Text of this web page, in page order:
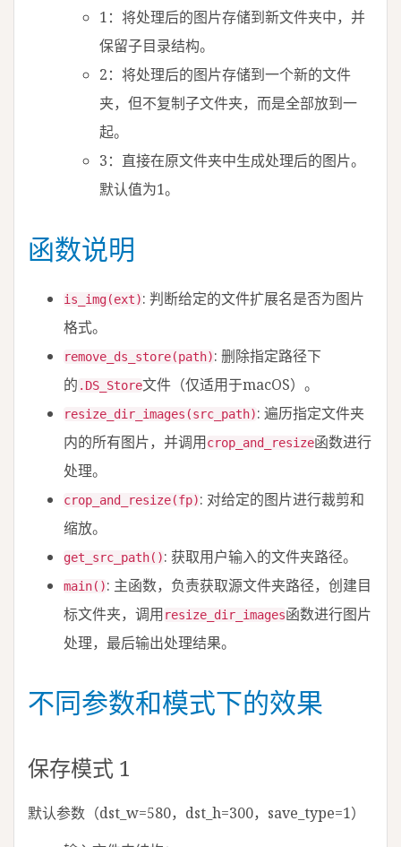
1：将处理后的图片存储到新文件夹中，并
保留子目录结构。
2：将处理后的图片存储到一个新的文件
夹，但不复制子文件夹，而是全部放到一
起。
3：直接在原文件夹中生成处理后的图片。
默认值为1。
函数说明
is_img(ext): 判断给定的文件扩展名是否为图片
格式。
remove_ds_store(path): 删除指定路径下
的 .DS_Store文件（仅适用于macOS）。
resize_dir_images(src_path): 遍历指定文件夹
内的所有图片，并调用crop_and_resize函数进行
处理。
crop_and_resize(fp): 对给定的图片进行裁剪和
缩放。
get_src_path(): 获取用户输入的文件夹路径。
main(): 主函数，负责获取源文件夹路径，创建目
标文件夹，调用resize_dir_images函数进行图片
处理，最后输出处理结果。
不同参数和模式下的效果
保存模式 1
默认参数（dst_w=580，dst_h=300，save_type=1）